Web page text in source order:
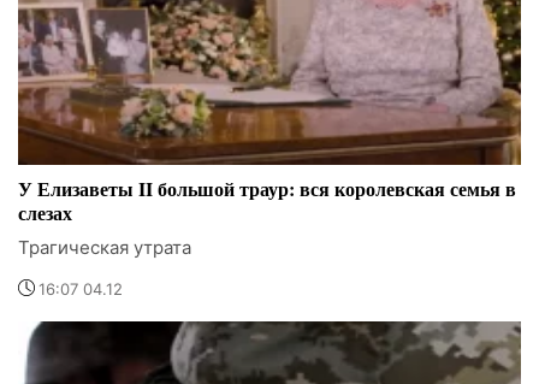
У Елизаветы II большой траур: вся королевская семья в
слезах
Трагическая утрата
16:07 04.12